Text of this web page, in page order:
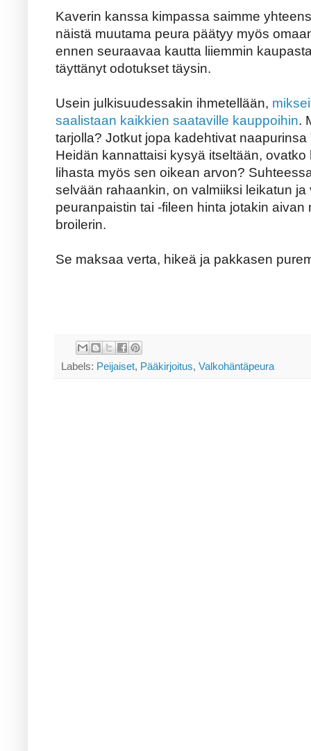
Kaverin kanssa kimpassa saimme
näistä muutama peura päätyy myös
ennen seuraavaa kautta liiemmin
täyttänyt odotukset täysin.
Usein julkisuudessakin ihmetellään,
saalistaan kaikkien saataville kauppoihin.
tarjolla? Jotkut jopa kadehtivat naapurinsa
Heidän kannattaisi kysyä itseltään,
lihasta myös sen oikean arvon?
selvään rahaankin, on valmiiksi leikatun
peuranpaistin tai -fileen hinta jotakin
broilerin.
Se maksaa verta, hikeä ja pakkasen
Labels: Peijaiset, Pääkirjoitus, Valkohäntäpeura